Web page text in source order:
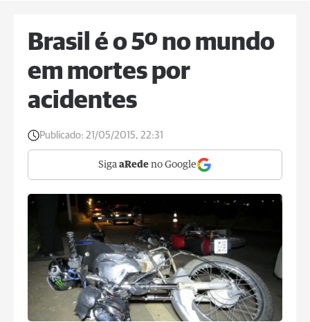
Brasil é o 5º no mundo
em mortes por
acidentes
Publicado: 21/05/2015, 22:31
Siga aRede no Google